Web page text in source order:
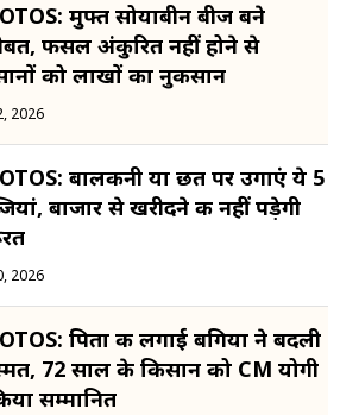
मुफ्त सोयाबीन बीज बने
फसल अंकुरित नहीं होने से
को लाखों का नुकसान
2026
बालकनी या छत पर उगाएं ये 5
बाजार से खरीदने की नहीं पड़ेगी
2026
पिता की लगाई बगिया ने बदली
72 साल के किसान को CM योगी
सम्मानित